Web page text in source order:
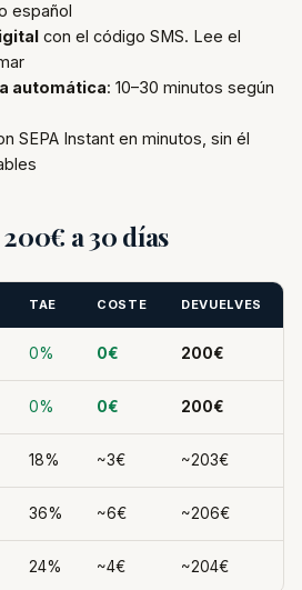
español
con el código SMS. Lee el
automática: 10–30 minutos según
SEPA Instant en minutos, sin él
a 30 días
TAE COSTE DEVUELVES
0% 0€ 200€
0% 0€ 200€
18% ~3€ ~203€
36% ~6€ ~206€
24% ~4€ ~204€